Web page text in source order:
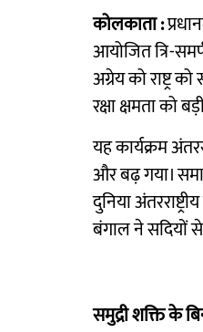
कोलकाता :
आयोजित त्रि-
अग्रेय को राष्ट्र
रक्षा क्षमता को
यह कार्यक्रम
और बढ़ गया।
दुनिया
बंगाल ने सदियों से
समुद्री शक्ति के